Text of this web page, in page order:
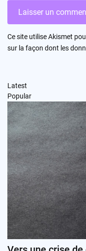
Ce site utilise Akismet
sur la façon dont les
Latest
Popular